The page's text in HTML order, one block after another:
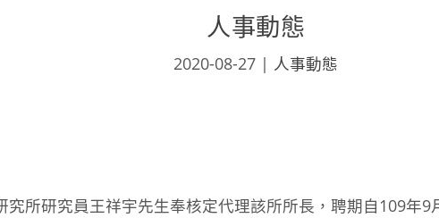
人事動態
2020-08-27 | 人事動態
究所研究員王祥宇先生奉核定代理該所所長，聘期自109年9